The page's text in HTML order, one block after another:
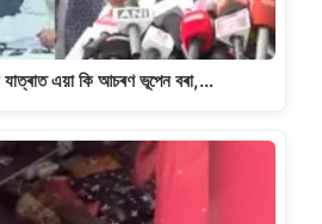
যাত্ৰাত এয়া কি আচৰণ ভূপেন বৰা,…